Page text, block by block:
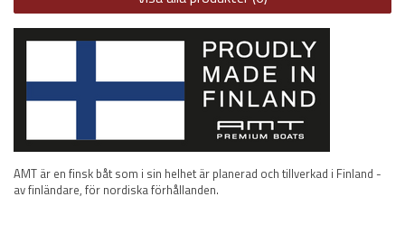
AMT är en finsk båt som i sin helhet är planerad och tillverkad i Finland -
av finländare, för nordiska förhållanden.